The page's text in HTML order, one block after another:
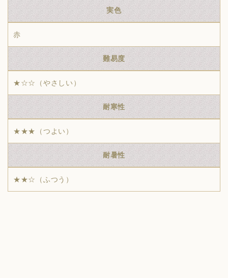
実色
赤
難易度
★☆☆（やさしい）
耐寒性
★★★（つよい）
耐暑性
★★☆（ふつう）